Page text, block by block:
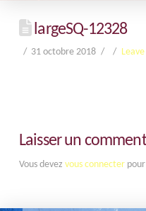
largeSQ-12328
31 octobre 2018
Laisser un
Vous devez vous connecterpour